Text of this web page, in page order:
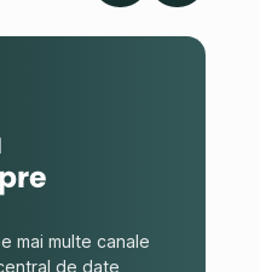
mai multe canale
de date